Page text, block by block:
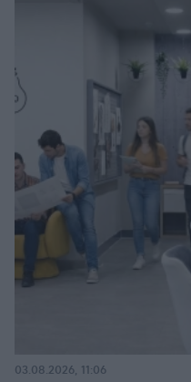
03.08.2026, 11:06